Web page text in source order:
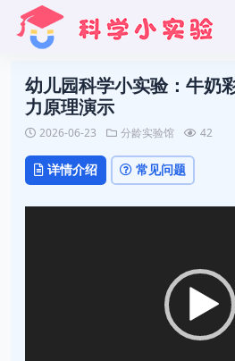
幼儿园科学小实验：牛奶
力原理演示
2026-06-23 分龄实验馆 42
详情介绍 常见问题